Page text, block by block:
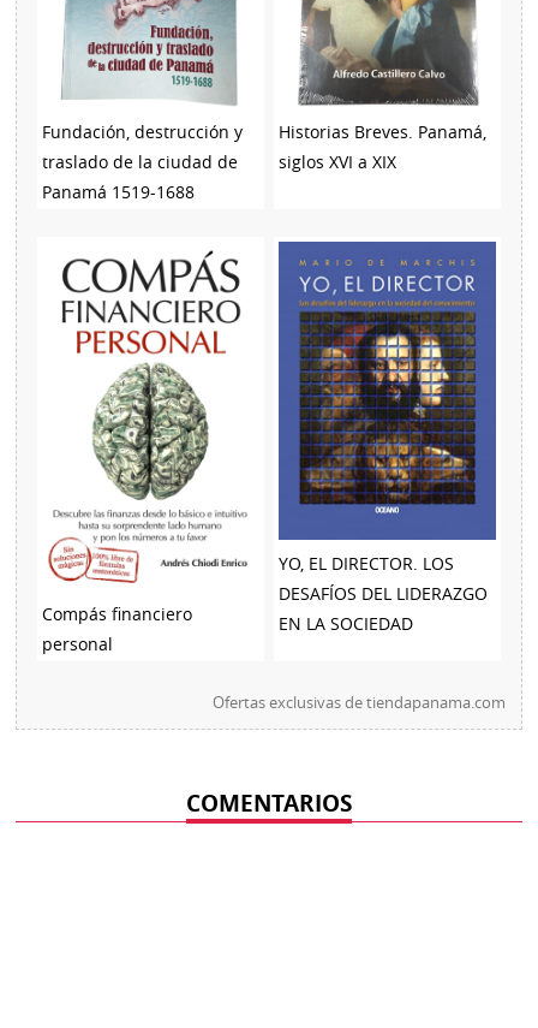
Fundación, destrucción y
traslado de la ciudad de
Panamá 1519-1688
Historias Breves. Panamá,
siglos XVI a XIX
Compás financiero
personal
YO, EL DIRECTOR. LOS
DESAFÍOS DEL LIDERAZGO
EN LA SOCIEDAD
Ofertas exclusivas detiendapanama.com
COMENTARIOS